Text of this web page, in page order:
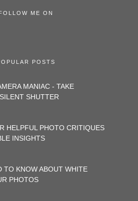
ME ON
POSTS
MANIAC - TAKE
SHUTTER
HELPFUL PHOTO CRITIQUES
INSIGHTS
TO KNOW ABOUT WHITE
PHOTOS